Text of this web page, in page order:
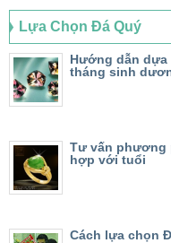
Lựa Chọn Đá Quý
Hướng dẫn
tháng sinh
Tư vấn phương
hợp với tuổi
Cách lựa chọn